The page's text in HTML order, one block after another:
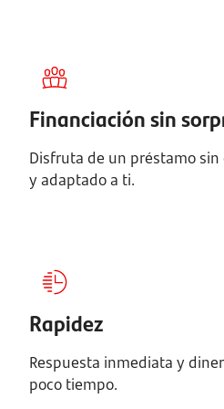
Financiación sin
Disfruta de un préstamo
y adaptado a ti.
Rapidez
Respuesta inmediata y
poco tiempo.